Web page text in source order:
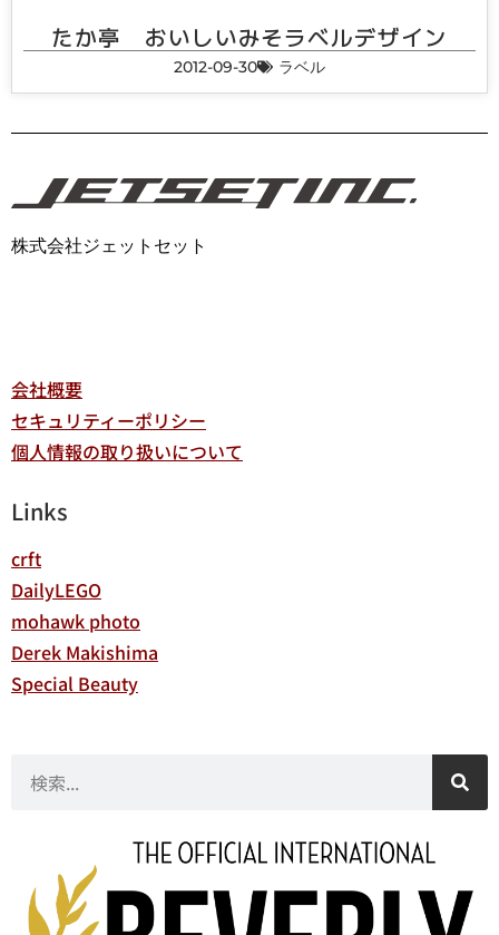
たか亭 おいしいみそラベルデザイン
2012-09-30 ラベル
株式会社ジェットセット
会社概要
セキュリティーポリシー
個人情報の取り扱いについて
Links
crft
DailyLEGO
mohawk photo
Derek Makishima
Special Beauty